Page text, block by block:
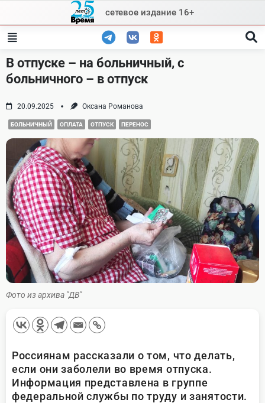
content
сетевое издание 16+
В отпуске – на больничный, с
больничного – в отпуск
20.09.2025 Оксана Романова
БОЛЬНИЧНЫЙ ОПЛАТА ОТПУСК ПЕРЕНОС
Фото из архива "ДВ"
Россиянам рассказали о том, что делать,
если они заболели во время отпуска.
Информация представлена в группе
федеральной службы по труду и занятости.